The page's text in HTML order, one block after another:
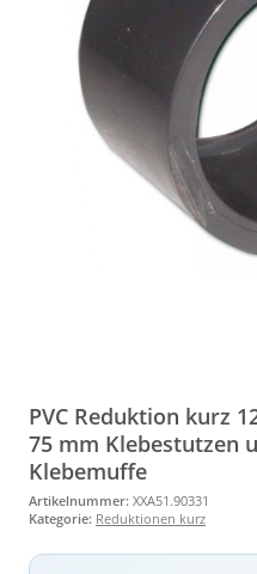
PVC Reduktion kurz
75 mm Klebestutzen
Klebemuffe
Artikelnummer: XXA51.90331
Kategorie: Reduktionen kurz